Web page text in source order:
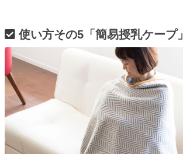
使い方その5「簡易授乳ケープ」